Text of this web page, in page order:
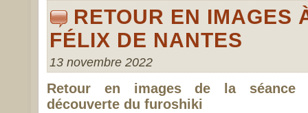
RETOUR EN IMAGES
FÉLIX DE NANTES
13 novembre 2022
Retour en images de la séance
découverte du furoshiki